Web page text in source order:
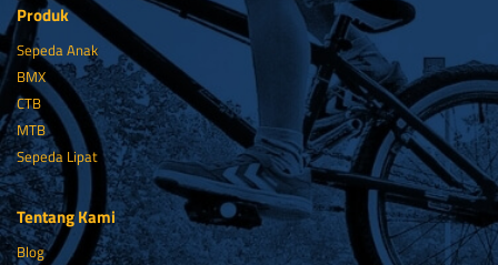
Produk
Sepeda Anak
BMX
CTB
MTB
Sepeda Lipat
Tentang Kami
Blog